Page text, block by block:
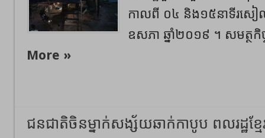
កាលពី ០៤ និង១៥នាទីរសៀ
ឧសភា ឆ្នាំ២០១៩ ។ សមត្ថកិ
More »
ជនជាតិចិនម្នាក់សង្ស័យឆាក់កាបូប ពលរដ្ឋខ្ម